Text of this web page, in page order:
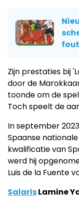
fout
Zijn prestaties bij
door de
toonde om de
Toch speelt de
In september
Spaanse
kwalificatie van
werd hij
Luis de la Fuente
SalarisLamine